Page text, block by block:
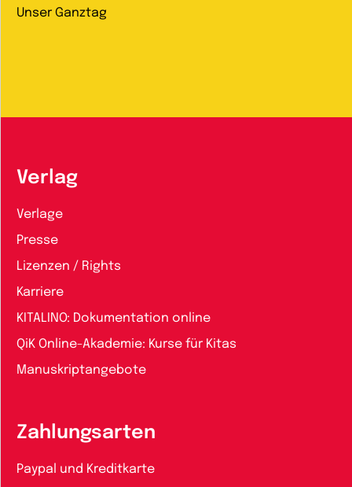
Unser Ganztag
Verlag
Verlage
Presse
Lizenzen / Rights
Karriere
KITALINO: Dokumentation online
QiK Online-Akademie: Kurse für Kitas
Manuskriptangebote
Zahlungsarten
Paypal und Kreditkarte